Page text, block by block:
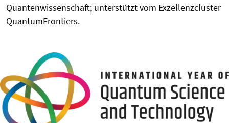
Quantenwissenschaft; unterstützt vom Exzellenzcluster
QuantumFrontiers.